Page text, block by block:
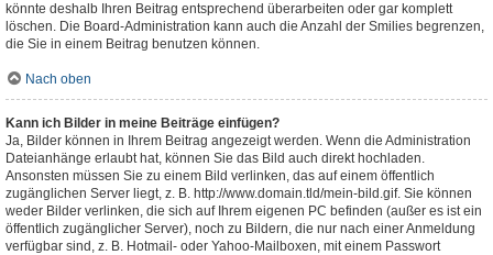
könnte deshalb Ihren Beitrag entsprechend überarbeiten oder gar komplett
löschen. Die Board-Administration kann auch die Anzahl der Smilies begrenzen,
die Sie in einem Beitrag benutzen können.
Nach oben
Kann ich Bilder in meine Beiträge einfügen?
Ja, Bilder können in Ihrem Beitrag angezeigt werden. Wenn die Administration
Dateianhänge erlaubt hat, können Sie das Bild auch direkt hochladen.
Ansonsten müssen Sie zu einem Bild verlinken, das auf einem öffentlich
zugänglichen Server liegt, z. B. http://www.domain.tld/mein-bild.gif. Sie können
weder Bilder verlinken, die sich auf Ihrem eigenen PC befinden (außer es ist ein
öffentlich zugänglicher Server), noch zu Bildern, die nur nach einer Anmeldung
verfügbar sind, z. B. Hotmail- oder Yahoo-Mailboxen, mit einem Passwort